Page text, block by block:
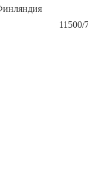
11500/